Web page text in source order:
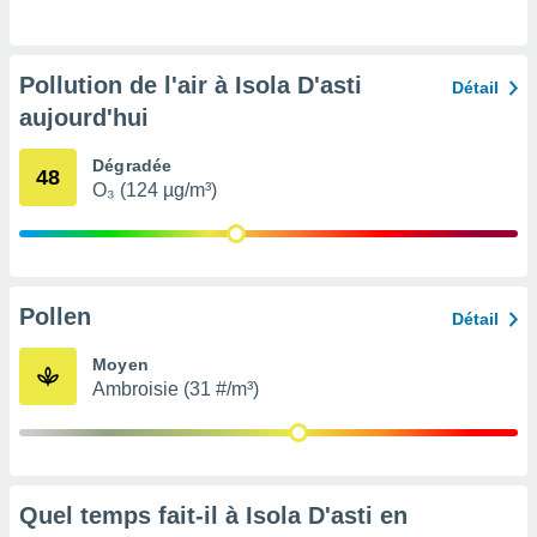
ou
de la
des
notre
Pollution de l'air à Isola D'asti
aujourd'hui
Détail
48 Dégradée
O₃ (124 µg/m³)
Pollen Détail
Moyen
Ambroisie (31 #/m³)
Quel temps fait-il à Isola D'asti en